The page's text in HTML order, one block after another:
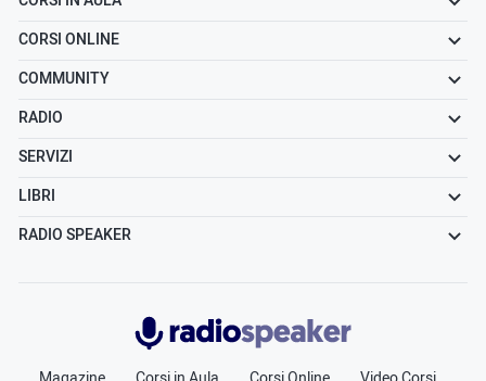
CORSI ONLINE
COMMUNITY
RADIO
SERVIZI
LIBRI
RADIO SPEAKER
Radiospeaker.it